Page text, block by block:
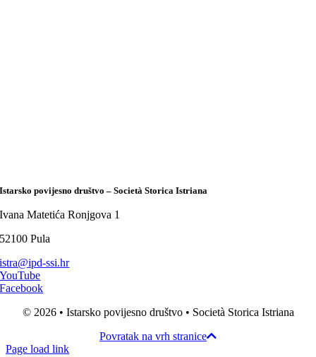
Istarsko povijesno društvo – Società Storica Istriana
Ivana Matetića Ronjgova 1
52100 Pula
istra@ipd-ssi.hr
YouTube
Facebook
© 2026 • Istarsko povijesno društvo • Società Storica Istriana
Povratak na vrh stranice
Page load link